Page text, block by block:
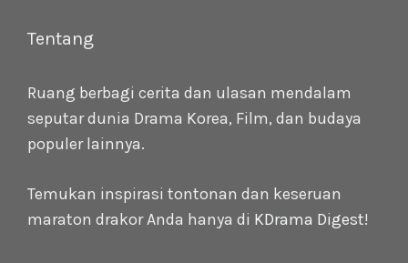
Tentang
Ruang berbagi cerita dan ulasan mendalam
seputar dunia Drama Korea, Film, dan budaya
populer lainnya.
Temukan inspirasi tontonan dan keseruan
maraton drakor Anda hanya di KDrama Digest!